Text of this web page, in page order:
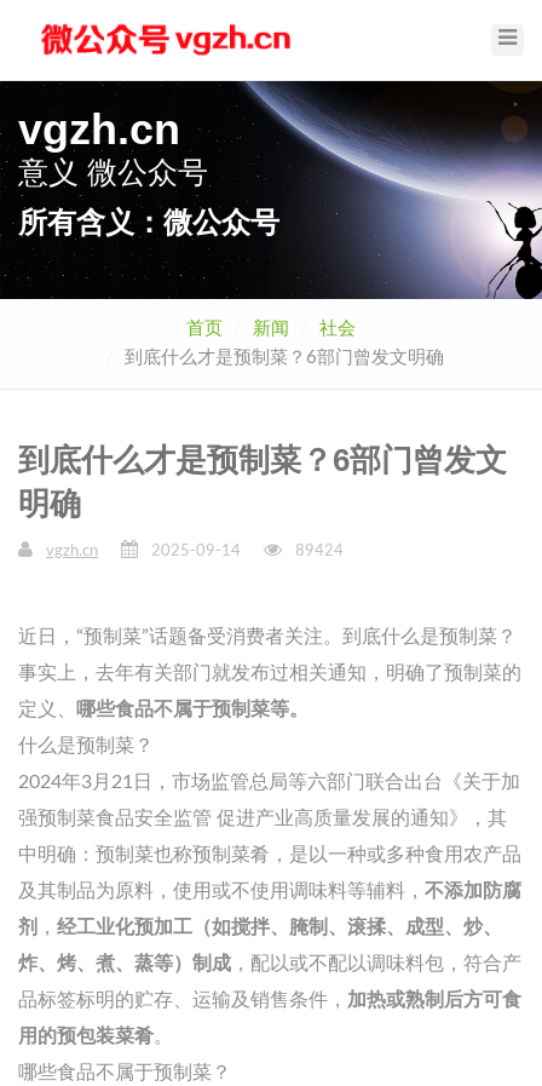
vgzh.cn
意义微公众号
所有含义：微公众号
首页 新闻
社会
到底什么才是预制菜？6部门曾发文明确
到底什么才是预制菜？6部门曾发文
明确
vgzh.cn 2025-09-14 89424
近日，“预制菜”话题备受消费者关注。到底什么是预制菜？
事实上，去年有关部门就发布过相关通知，明确了预制菜的
定义、
哪些食品不属于预制菜等。
什么是预制菜？
2024年3月21日，市场监管总局等六部门联合出台《关于加
强预制菜食品安全监管 促进产业高质量发展的通知》，其
中明确：预制菜也称预制菜肴，是以一种或多种食用农产品
及其制品为原料，使用或不使用调味料等辅料， 不添加防腐
剂
， 经工业化预加工（如搅拌、腌制、滚揉、成型、炒、
炸、烤、煮、蒸等）制成 ，配以或不配以调味料包，符合产
品标签标明的贮存、运输及销售条件， 加热或熟制 后方可食
用的预包装菜肴。
哪些食品不属于预制菜？